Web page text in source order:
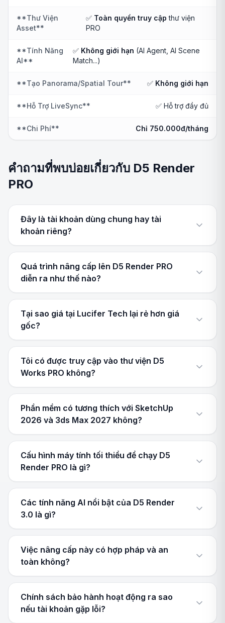
**Thư Viện
Asset**
✅ Toàn quyền truy cập thư viện
PRO
**Tính Năng
AI**
✅ Không giới hạn (AI Agent, AI Scene
Match...)
**Tạo Panorama/Spatial Tour** ✅ Không giới hạn
**Hỗ Trợ LiveSync** ✅ Hỗ trợ đầy đủ
**Chi Phí** Chỉ 750.000đ/tháng
คำถามที่พบบ่อยเกี่ยวกับ D5 Render
PRO
Đây là tài khoản dùng chung hay tài
khoản riêng?
Quá trình nâng cấp lên D5 Render PRO
diễn ra như thế nào?
Tại sao giá tại Lucifer Tech lại rẻ hơn giá
gốc?
Tôi có được truy cập vào thư viện D5
Works PRO không?
Phần mềm có tương thích với SketchUp
2026 và 3ds Max 2027 không?
Cấu hình máy tính tối thiểu để chạy D5
Render PRO là gì?
Các tính năng AI nổi bật của D5 Render
3.0 là gì?
Việc nâng cấp này có hợp pháp và an
toàn không?
Chính sách bảo hành hoạt động ra sao
nếu tài khoản gặp lỗi?